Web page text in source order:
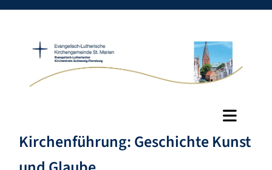
Kirchenführung: Geschichte Kunst